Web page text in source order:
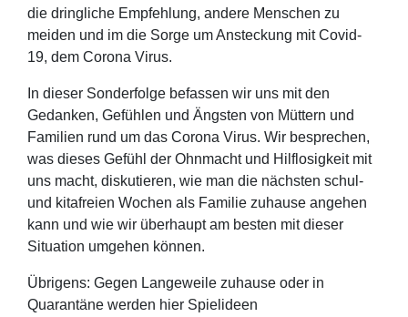
die dringliche Empfehlung, andere Menschen zu
meiden und im die Sorge um Ansteckung mit Covid-
19, dem Corona Virus.
In dieser Sonderfolge befassen wir uns mit den
Gedanken, Gefühlen und Ängsten von Müttern und
Familien rund um das Corona Virus. Wir besprechen,
was dieses Gefühl der Ohnmacht und Hilflosigkeit mit
uns macht, diskutieren, wie man die nächsten schul-
und kitafreien Wochen als Familie zuhause angehen
kann und wie wir überhaupt am besten mit dieser
Situation umgehen können.
Übrigens: Gegen Langeweile zuhause oder in
Quarantäne werden hier Spielideen